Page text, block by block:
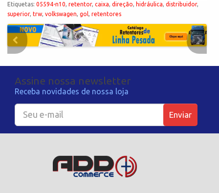
Etiquetas: 05594-n10, retentor, caixa, direção, hidráulica, distribuidor,
superior, trw, volkswagen, gol, retentores
Assine nossa newsletter
Receba novidades de nossa loja
Enviar